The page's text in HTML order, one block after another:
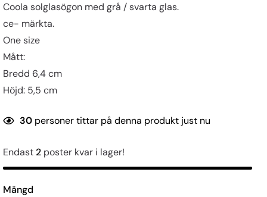
Coola solglasögon med grå / svarta glas.
ce- märkta.
One size
Mått:
Bredd 6,4 cm
Höjd: 5,5 cm
30 personer tittar på denna produkt just nu
Endast 2 poster kvar i lager!
Mängd